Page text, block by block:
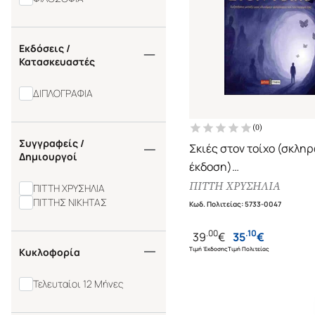
Εκδόσεις /
Κατασκευαστές
ΔΙΠΛΟΓΡΑΦΙΑ
Συγγραφείς /
Δημιουργοί
ΠΙΤΤΗ ΧΡΥΣΗΛΙΑ
ΠΙΤΤΗΣ ΝΙΚΗΤΑΣ
Κυκλοφορία
Τελευταίοι 12 Μήνες
(0)
Σκιές στον τοίχο
έκδοση)
Συζητήσεις μεταξύ μιας
«δυνάμει» φιλοσόφου
ΠΙΤΤΗ ΧΡΥΣΗΛΙΑ
Κωδ. Πολιτείας:5733-0047
39.00€
Τιμή Έκδοσης
35.10€
Τιμή Πολιτείας